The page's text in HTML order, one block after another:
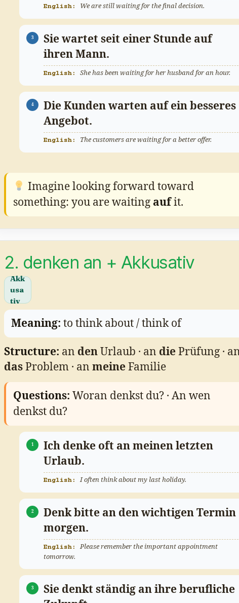
We are still waiting for the final decision.
Sie wartet seit einer Stunde auf
ihren Mann.
She has been waiting for her husband for an hour.
Die Kunden warten auf ein besseres
Angebot.
The customers are waiting for a better offer.
Imagine looking forward toward
something: you are waiting aufit.
2. denken an + Akkusativ
Akk
usa
tiv
Meaning: to think about / think of
Structure: an denUrlaub · an die Prüfung ·
dasProblem · an meine Familie
Questions: Woran denkst du? · An wen
denkst du?
Ich denke oft an meinen letzten
Urlaub.
I often think about my last holiday.
Denk bitte an den wichtigen Termin
morgen.
Please remember the important appointment
tomorrow.
Sie denkt ständig an ihre berufliche